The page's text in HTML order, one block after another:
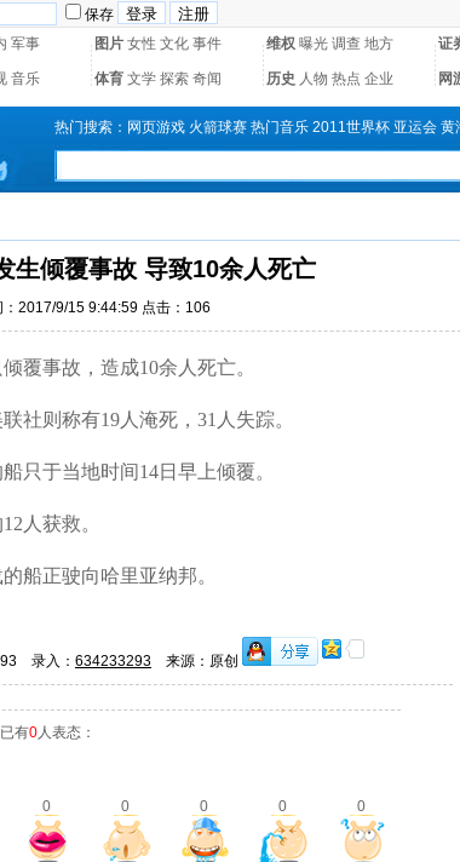
保存
军事 图片 女性 文化 事件 维权 曝光 调查 地方 证
音乐 体育 文学 探索 奇闻 历史 人物 热点 企业 网
热门搜索： 网页游戏 火箭球赛 热门音乐 2011世界杯 亚运会 黄
生倾覆事故 导致10余人死亡
：2017/9/15 9:44:59 点击： 106
覆事故，造成10余人死亡。
社则称有19人淹死，31人失踪。
只于当地时间14日早上倾覆。
人获救。
船正驶向哈里亚纳邦。
录入： 634233293 来源：原创
有0人表态：
0 0 0 0 0